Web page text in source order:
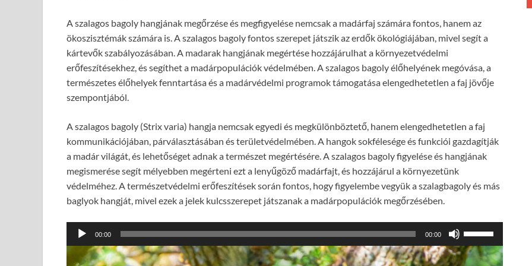
A szalagos bagoly hangjának megőrzése és megfigyelése nemcsak a madárfaj számára fontos, hanem az
ökoszisztémák számára is. A szalagos bagoly fontos szerepet játszik az erdők ökológiájában, mivel segít a
kártevők szabályozásában. A madarak hangjának megértése hozzájárulhat a környezetvédelmi
erőfeszítésekhez, és segíthet a madárpopulációk védelmében. A szalagos bagoly élőhelyének megóvása, a
természetes élőhelyek fenntartása és a madárvédelmi programok támogatása elengedhetetlen a faj jövője
szempontjából.
A szalagos bagoly (Strix varia) hangja nemcsak egyedi és megkülönböztető, hanem elengedhetetlen a faj
kommunikációjában, párválasztásában és területvédelmében. A hangok sokfélesége és funkciói gazdagítják
a madár világát, és lehetőséget adnak a természet megértésére. A szalagos bagoly figyelése és hangjának
megismerése segít mélyebben megérteni ezt a lenyűgöző madárfajt, és hozzájárul a környezetünk
védelméhez. A természetvédelmi erőfeszítések során fontos, hogy figyelembe vegyük a szalagbagoly és más
baglyok hangját, mivel ezek a jelek kulcsszerepet játszanak a madárpopulációk megőrzésében.
Audió
lejátszó
00:00 00:00
hangerő
növeléséhez,